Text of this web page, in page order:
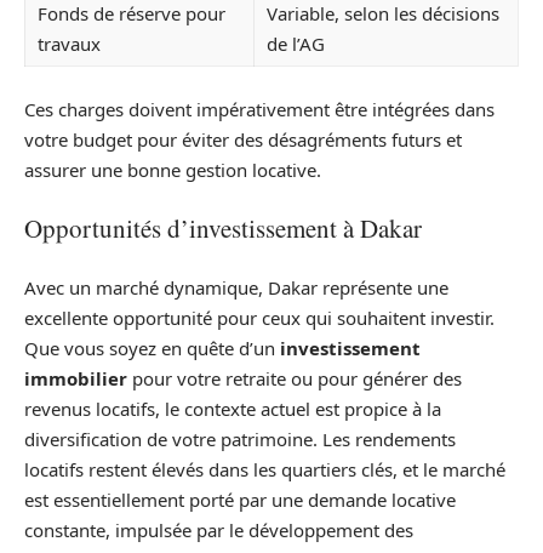
Fonds de réserve pour
travaux
Variable, selon les décisions
de l’AG
Ces charges doivent impérativement être intégrées dans
votre budget pour éviter des désagréments futurs et
assurer une bonne gestion locative.
Opportunités d’investissement à Dakar
Avec un marché dynamique, Dakar représente une
excellente opportunité pour ceux qui souhaitent investir.
Que vous soyez en quête d’un investissement
immobilier pour votre retraite ou pour générer des
revenus locatifs, le contexte actuel est propice à la
diversification de votre patrimoine. Les rendements
locatifs restent élevés dans les quartiers clés, et le marché
est essentiellement porté par une demande locative
constante, impulsée par le développement des